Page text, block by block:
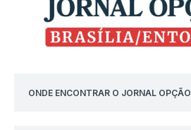
ONDE ENCONTRAR O JORNAL OPÇÃO